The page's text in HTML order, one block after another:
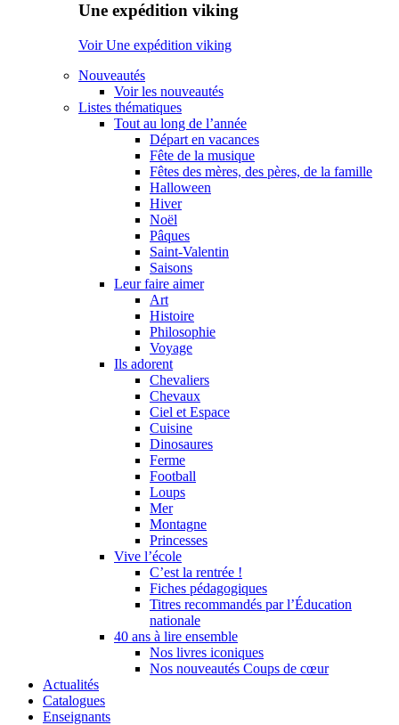
Une expédition viking
Voir Une expédition viking
Nouveautés
Voir les nouveautés
Listes thématiques
Tout au long de l’année
Départ en vacances
Fête de la musique
Fêtes des mères, des pères, de la famille
Halloween
Hiver
Noël
Pâques
Saint-Valentin
Saisons
Leur faire aimer
Art
Histoire
Philosophie
Voyage
Ils adorent
Chevaliers
Chevaux
Ciel et Espace
Cuisine
Dinosaures
Ferme
Football
Loups
Mer
Montagne
Princesses
Vive l’école
C’est la rentrée !
Fiches pédagogiques
Titres recommandés par l’Éducation
nationale
40 ans à lire ensemble
Nos livres iconiques
Nos nouveautés Coups de cœur
Actualités
Catalogues
Enseignants